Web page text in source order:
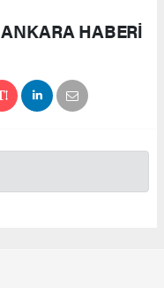
ANKARA HABERİ